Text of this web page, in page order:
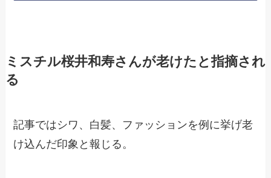
ミスチル桜井和寿さんが老けたと指摘され
る
記事ではシワ、白髪、ファッションを例に挙げ老
け込んだ印象と報じる。